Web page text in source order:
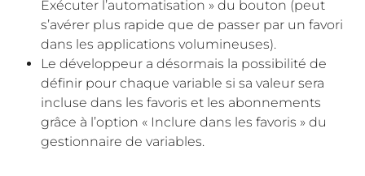
Exécuter l’automatisation » du bouton (peut
s’avérer plus rapide que de passer par un favori
dans les applications volumineuses).
Le développeur a désormais la possibilité de
définir pour chaque variable si sa valeur sera
incluse dans les favoris et les abonnements
grâce à l’option « Inclure dans les favoris » du
gestionnaire de variables.